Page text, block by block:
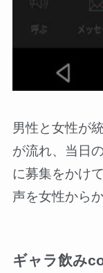
男性と女性が
が流れ、当日
に募集をかけ
声を女性から
ギャラ飲み